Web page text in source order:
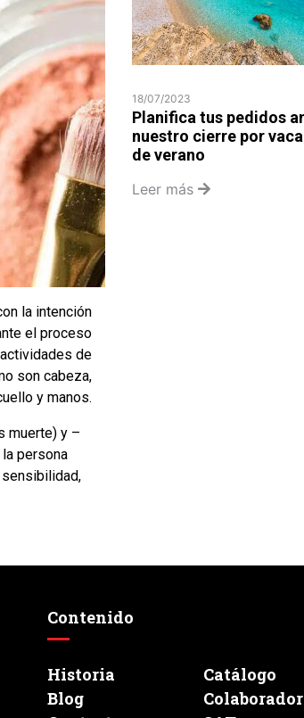
la intención
el proceso
de
son cabeza,
y manos.
muerte) y –
persona
18/07/2023
Planifica tus pedidos
nuestro cierre por
de verano
Leer más
Contenido
Historia
Catálogo
Blog